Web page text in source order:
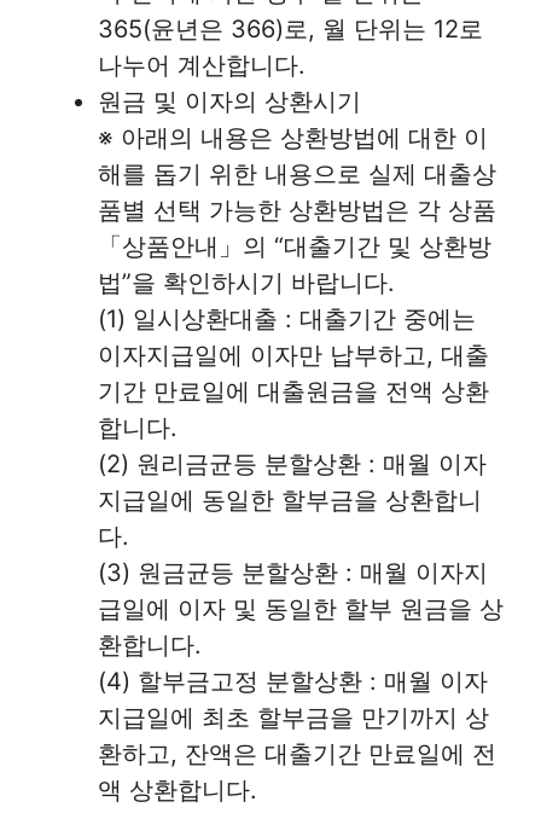
365(윤년은 366)로, 월 단위는 12로
나누어 계산합니다.
원금 및 이자의 상환시기
※ 아래의 내용은 상환방법에 대한 이
해를 돕기 위한 내용으로 실제 대출상
품별 선택 가능한 상환방법은 각 상품
「상품안내」의 “대출기간 및 상환방
법”을 확인하시기 바랍니다.
(1) 일시상환대출 : 대출기간 중에는
이자지급일에 이자만 납부하고, 대출
기간 만료일에 대출원금을 전액 상환
합니다.
(2) 원리금균등 분할상환 : 매월 이자
지급일에 동일한 할부금을 상환합니
다.
(3) 원금균등 분할상환 : 매월 이자지
급일에 이자 및 동일한 할부 원금을 상
환합니다.
(4) 할부금고정 분할상환 : 매월 이자
지급일에 최초 할부금을 만기까지 상
환하고, 잔액은 대출기간 만료일에 전
액 상환합니다.